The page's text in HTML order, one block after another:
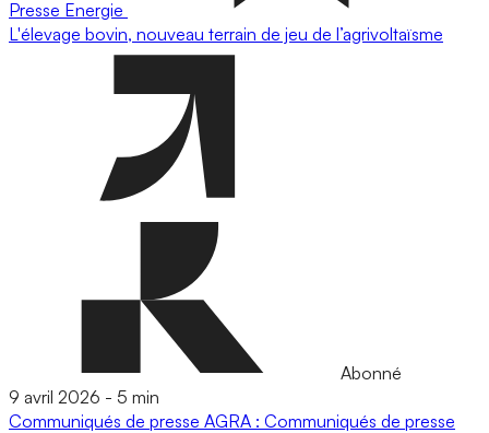
Presse Energie
L'élevage bovin, nouveau terrain de jeu de l’agrivoltaïsme
Abonné
9 avril 2026 - 5 min
Communiqués de presse AGRA : Communiqués de presse